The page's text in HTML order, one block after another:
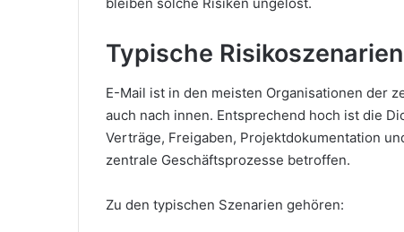
Typische Risikoszenarien
E-Mail ist in den meisten Organisationen der
auch nach innen. Entsprechend hoch ist die
Verträge, Freigaben, Projektdokumentation
zentrale Geschäftsprozesse betroffen.
Zu den typischen Szenarien gehören: